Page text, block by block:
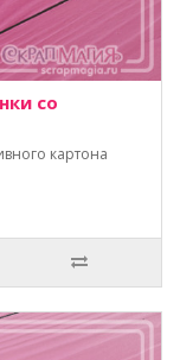
со
картона